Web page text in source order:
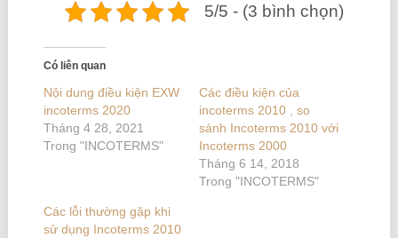
5/5 - (3 bình chọn)
Có liên quan
Nội dung điều kiện EXW
incoterms 2020
Tháng 4 28, 2021
Trong "INCOTERMS"
Các điều kiện của
incoterms 2010 , so
sánh Incoterms 2010 với
Incoterms 2000
Tháng 6 14, 2018
Trong "INCOTERMS"
Các lỗi thường gặp khi
sử dụng Incoterms 2010